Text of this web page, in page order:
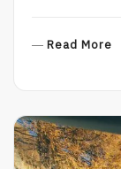
Read More
M
O
R